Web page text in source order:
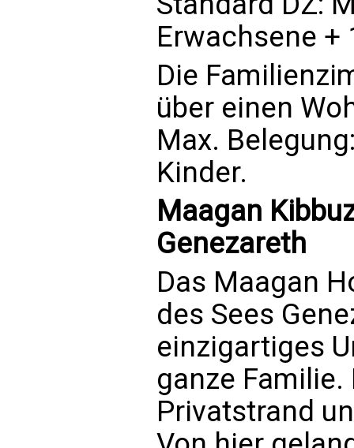
Erwachsene +
Die
über einen
Max.
Kinder.
Maagan
Genezareth
Das Maagan
des Sees
einzigartiges
ganze
Privatstrand